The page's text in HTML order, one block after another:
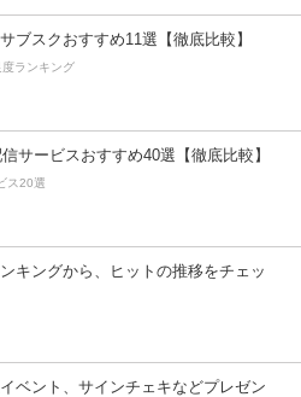
ブスクおすすめ11選【徹底比較】
ランキング
サービスおすすめ40選【徹底比較】
ス20選
キングから、ヒットの推移をチェッ
ベント、サインチェキなどプレゼン